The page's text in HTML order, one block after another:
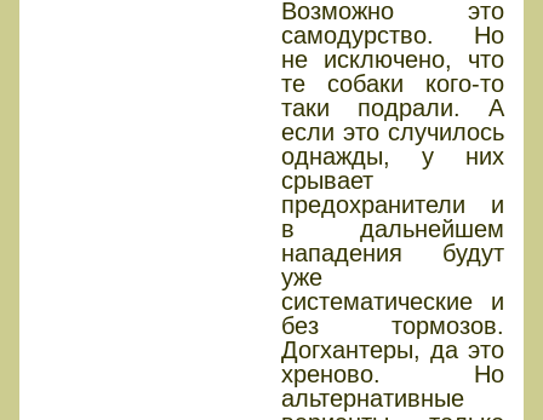
Возможно это
самодурство. Но
не исключено, что
те собаки кого-то
таки подрали. А
если это случилось
однажды, у них
срывает
предохранители и
в дальнейшем
нападения будут
уже
систематические и
без тормозов.
Догхантеры, да это
хреново. Но
альтернативные